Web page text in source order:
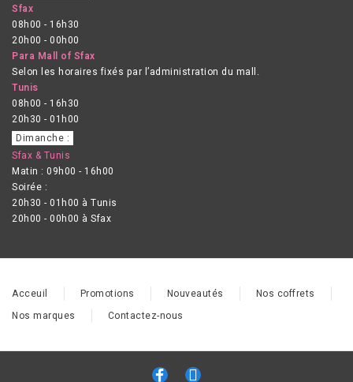
Sfax
08h00 - 16h30
20h00 - 00h00
Para Mall of Sfax
Selon les horaires fixés par l’administration du mall.
Tunis
08h00 - 16h30
20h30 - 01h00
Dimanche :
Sfax & Tunis
Matin : 09h00 - 16h00
Soirée :
20h30 - 01h00 à Tunis
20h00 - 00h00 à Sfax
Acceuil Promotions Nouveautés
Nos coffrets
Nos marques
Contactez-nous